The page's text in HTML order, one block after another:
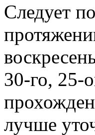
Следует
30-го, 25-
лучше